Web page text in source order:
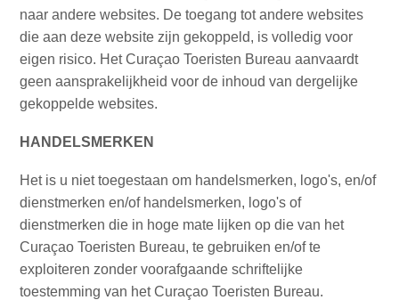
Nieuwste
Activiteiten
Duiken
Kindvriendelijk
Kultuur
&
Plan
Je
Trip
The
Blue
Wave
naar andere websites. De toegang tot andere websites
die aan deze website zijn gekoppeld, is volledig voor
eigen risico. Het Curaçao Toeristen Bureau aanvaardt
geen aansprakelijkheid voor de inhoud van dergelijke
gekoppelde websites.
HANDELSMERKEN
Het is u niet toegestaan om handelsmerken, logo's, en/of
dienstmerken en/of handelsmerken, logo's of
dienstmerken die in hoge mate lijken op die van het
Curaçao Toeristen Bureau, te gebruiken en/of te
exploiteren zonder voorafgaande schriftelijke
toestemming van het Curaçao Toeristen Bureau.